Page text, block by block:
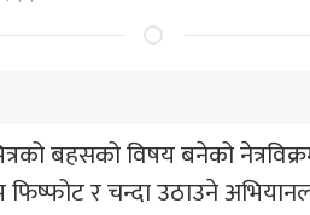
बहसको विषय बनेको
र चन्दा उठाउने